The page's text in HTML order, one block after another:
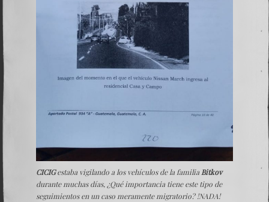
CICIGestaba vigilando a los vehículos de la familia Bitkov
durante muchas días, ¿Qué importancia tiene este tipo de
seguimientos en un caso meramente migratorio? !NADA!